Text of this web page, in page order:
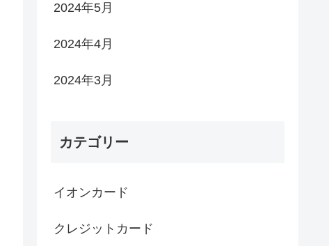
2024年5月
2024年4月
2024年3月
カテゴリー
イオンカード
クレジットカード